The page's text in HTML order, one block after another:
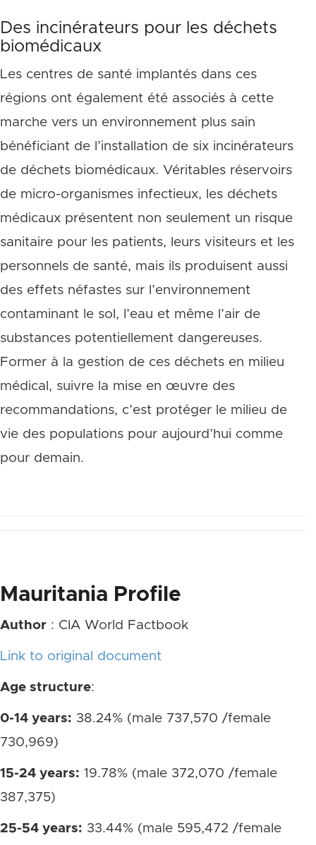
Des incinérateurs pour les déchets
biomédicaux
Les centres de santé implantés dans ces
régions ont également été associés à cette
marche vers un environnement plus sain
bénéficiant de l’installation de six incinérateurs
de déchets biomédicaux. Véritables réservoirs
de micro-organismes infectieux, les déchets
médicaux présentent non seulement un risque
sanitaire pour les patients, leurs visiteurs et les
personnels de santé, mais ils produisent aussi
des effets néfastes sur l’environnement
contaminant le sol, l’eau et même l’air de
substances potentiellement dangereuses.
Former à la gestion de ces déchets en milieu
médical, suivre la mise en œuvre des
recommandations, c’est protéger le milieu de
vie des populations pour aujourd’hui comme
pour demain.
Mauritania Profile
Author : CIA World Factbook
Link to original document
Age structure:
0-14 years: 38.24% (male 737,570 /female
730,969)
15-24 years: 19.78% (male 372,070 /female
387,375)
25-54 years: 33.44% (male 595,472 /female